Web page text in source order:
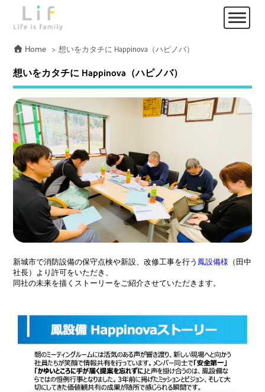
Home 想いをカタチに Happinova（ハピノバ）
想いをカタチに Happinova（ハピノバ）
新城市で消防設備の保守点検や新設、改修工事を行う 鳳設備様 （田中
社長）より許可をいただき、
同社の未来を描くストーリーをご紹介させていただきます。